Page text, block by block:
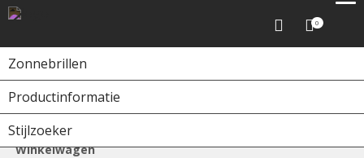
0
Zonnebrillen
Productinformatie
Stijlzoeker
Home Winkelwagen
Winkelwagen